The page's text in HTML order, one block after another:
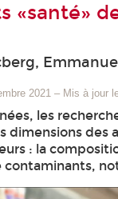
«santé»
2021 – Mis à jour
les
dimensions des
: la
contaminants,